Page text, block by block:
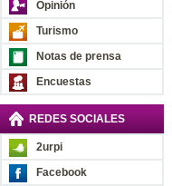
Opinión
Turismo
Notas de prensa
Encuestas
REDES SOCIALES
2urpi
Facebook